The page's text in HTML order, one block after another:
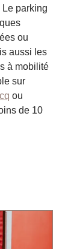
Le parking
ou
aussi les
à mobilité
sur
ou
de 10